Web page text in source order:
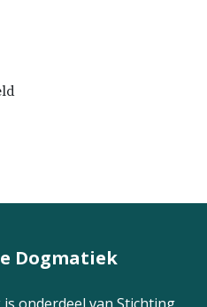
Dogmatiek
onderdeel van Stichting